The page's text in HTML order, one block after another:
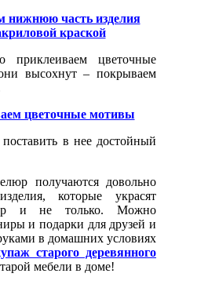
приклеиваем цветочные
высохнут – покрываем
поставить в нее достойный
получаются довольно
которые украсят
и не только. Можно
и подарки для друзей и
в домашних условиях
старого деревянного
мебели в доме!